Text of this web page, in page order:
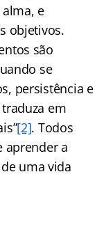
e
objetivos.
são
se
persistência e
em
[2]. Todos
aprender a
uma vida